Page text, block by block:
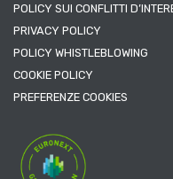
POLICY SUI CONFLITTI
PRIVACY POLICY
POLICY WHISTLEBLOWING
COOKIE POLICY
PREFERENZE COOKIES